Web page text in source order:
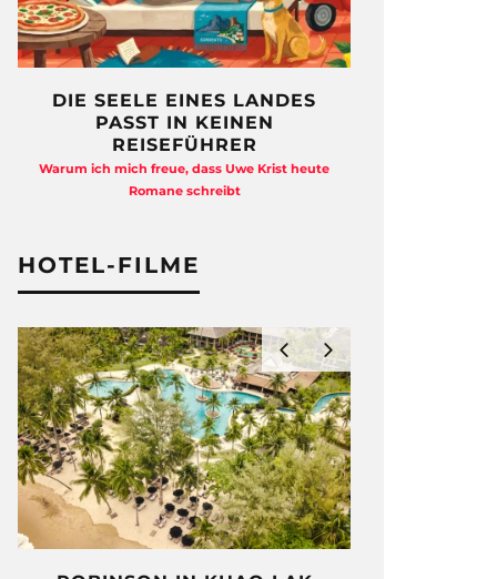
DIE SEELE EINES LANDES
PASST IN KEINEN
REISEFÜHRER
Warum ich mich freue, dass Uwe Krist heute
Romane schreibt
HOTEL-FILME